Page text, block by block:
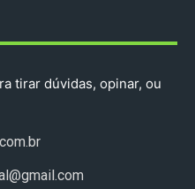
tirar dúvidas, opinar, ou